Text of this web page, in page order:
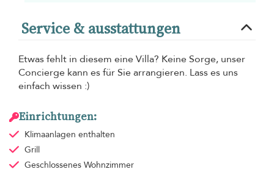
Service & ausstattungen
Etwas fehlt in diesem eine Villa? Keine Sorge, unser
Concierge kann es für Sie arrangieren. Lass es uns
einfach wissen :)
Einrichtungen:
Klimaanlagen enthalten
Grill
Geschlossenes Wohnzimmer